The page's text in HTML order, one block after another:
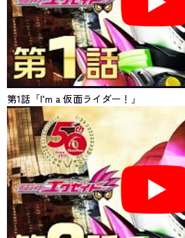
第1話「I’m a 仮面ライダー！」